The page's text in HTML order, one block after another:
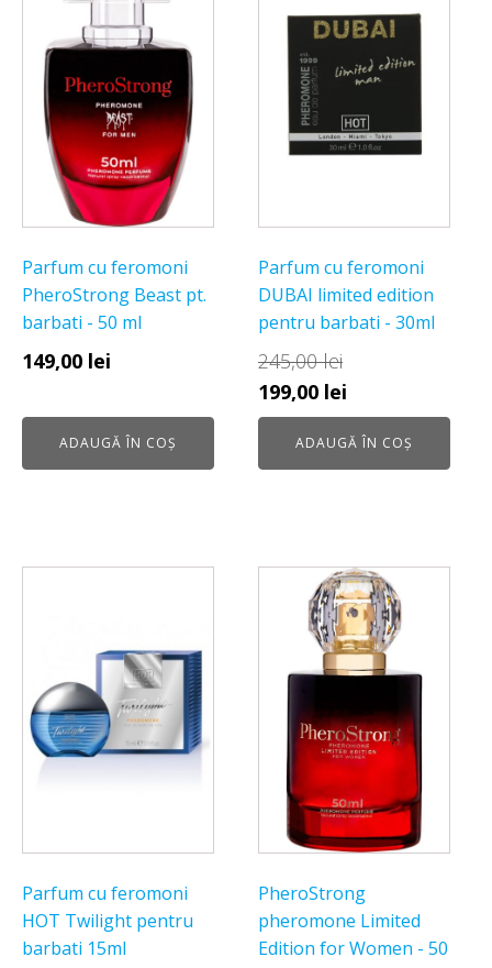
Parfum cu feromoni
PheroStrong Beast pt.
barbati - 50 ml
149,00 lei
ADAUGĂ ÎN COȘ
Parfum cu feromoni
DUBAI limited edition
pentru barbati - 30ml
245,00lei
Prețul
inițial
199,00 lei
curent
este:
ADAUGĂ ÎN COȘ
Parfum cu feromoni
HOT Twilight pentru
barbati 15ml
PheroStrong
pheromone Limited
Edition for Women - 50